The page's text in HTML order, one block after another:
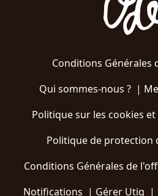
Conditions Générales
Qui sommes-nous ?|
Politique sur les cookies
Politique de protection
Conditions Générales de
Notifications | Gérer Utiq |